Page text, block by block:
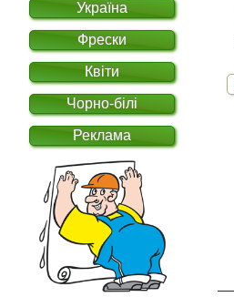
Україна
Фрески
Квіти
Чорно-білі
Реклама